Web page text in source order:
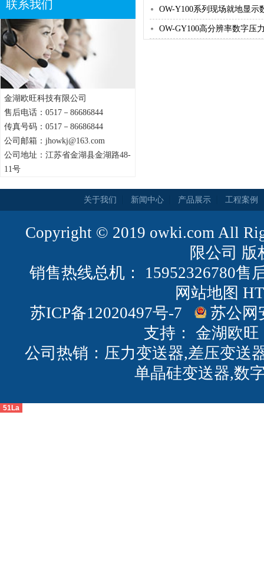
联系我们
金湖欧旺科技有限公司
售后电话：0517－86686844
传真号码：0517－86686844
公司邮箱：jhowkj@163.com
公司地址：江苏省金湖县金湖路48-
11号
OW-Y100系列现场就地显示
OW-GY100高分辨率数字压
关于我们 新闻中心 产品展示 工程案例
Copyright © 2019 owki.com All
限公司 版
销售热线总机： 15952326780售
网站地图
苏ICP备12020497号-7
苏公网
支持： 金湖欧旺
公司热销：压力变送器,差压变送
单晶硅变送器,数
51La